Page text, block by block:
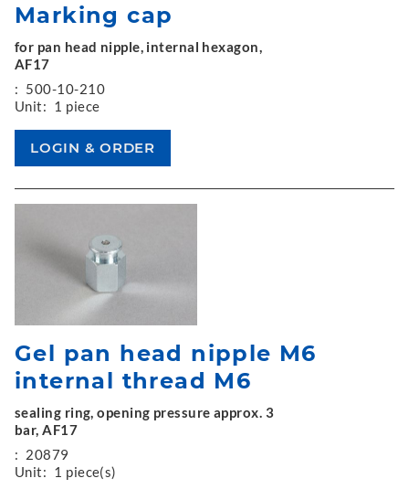
Marking cap
for pan head nipple, internal hexagon,
AF17
: 500-10-210
Unit: 1 piece
Gel pan head nipple M6
internal thread M6
sealing ring, opening pressure approx. 3
bar, AF17
: 20879
Unit: 1 piece(s)